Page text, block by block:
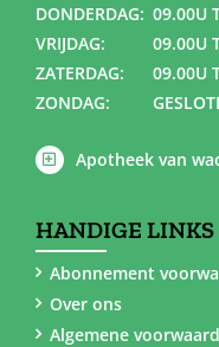
DONDERDAG: 09.00U
VRIJDAG:
09.00U
ZATERDAG:
09.00U
ZONDAG:
Apotheek van
HANDIGE LINKS
Abonnement
Over ons
Algemene